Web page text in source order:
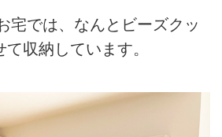
宅では、なんとビーズクッ
収納しています。